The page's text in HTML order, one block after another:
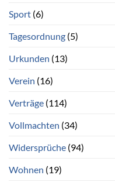
Sport (6)
Tagesordnung (5)
Urkunden (13)
Verein (16)
Verträge (114)
Vollmachten (34)
Widersprüche (94)
Wohnen (19)